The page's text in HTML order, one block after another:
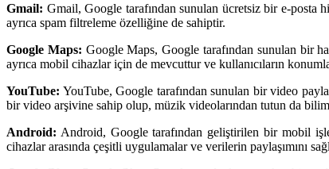
Gmail: Gmail, Google tarafından sunulan ücretsiz bir e-posta
ayrıca spam filtreleme özelliğine de sahiptir.
Google Maps: Google Maps, Google tarafından sunulan bir
ayrıca mobil cihazlar için de mevcuttur ve kullanıcıların
YouTube: YouTube, Google tarafından sunulan bir video
bir video arşivine sahip olup, müzik videolarından tutun da
Android: Android, Google tarafından geliştirilen bir mobil
cihazlar arasında çeşitli uygulamalar ve verilerin paylaşımını